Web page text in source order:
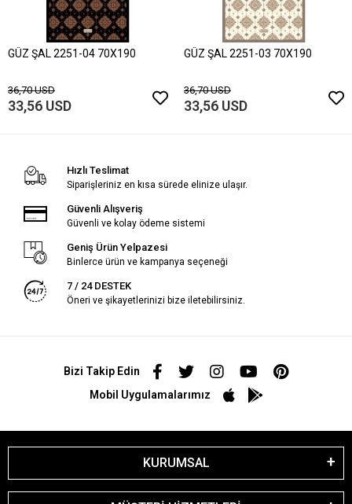
GÜZ ŞAL 2251-04 70X190
36,70 USD
33,56 USD
GÜZ ŞAL 2251-03 70X190
36,70 USD
33,56 USD
Hızlı Teslimat
Siparişleriniz en kısa sürede elinize ulaşır.
Güvenli Alışveriş
Güvenli ve kolay ödeme sistemi
Geniş Ürün Yelpazesi
Binlerce ürün ve kampanya seçeneği
7 / 24 DESTEK
Öneri ve şikayetlerinizi bize iletebilirsiniz.
Bizi Takip Edin
Mobil Uygulamalarımız
KURUMSAL